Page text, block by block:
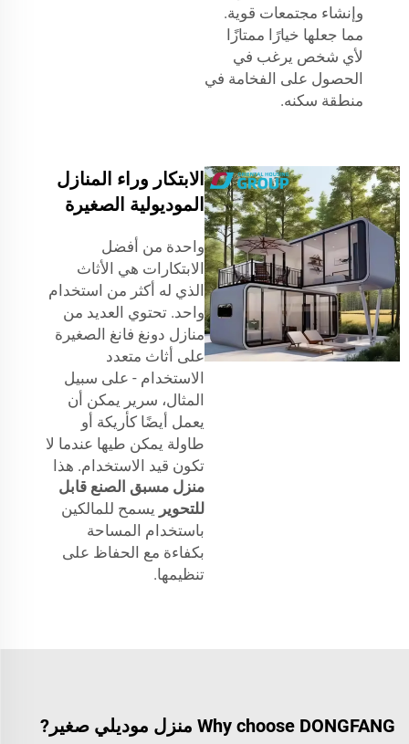
وإنشاء مجتمعات قوية.
مما جعلها خيارًا ممتازًا
لأي شخص يرغب في
الحصول على الفخامة في
منطقة سكنه.
الابتكار وراء المنازل
الموديولية الصغيرة
واحدة من أفضل
الابتكارات هي الأثاث
الذي له أكثر من استخدام
واحد. تحتوي العديد من
منازل دونغ فانغ الصغيرة
على أثاث متعدد
الاستخدام - على سبيل
المثال، سرير يمكن أن
يعمل أيضًا كأريكة أو
طاولة يمكن طيها عندما لا
تكون قيد الاستخدام. هذا
منزل مسبق الصنع قابل
للتحوير يسمح للمالكين
باستخدام المساحة
بكفاءة مع الحفاظ على
تنظيمها.
Why choose DONGFANG منزل موديلي صغير?